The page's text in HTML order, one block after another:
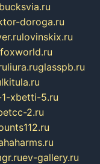
doroga.ru
lovinskix.ru
liura.ruglasspb.ru
xbetti-5.ru
2.ru
ev-gallery.ru